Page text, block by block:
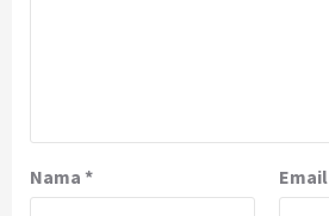
Nama * Email